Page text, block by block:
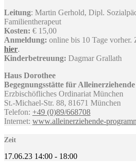
Leitung: Martin Gerhold, Dipl.
Familientherapeut
Kosten: € 15,00
Anmeldung: online bis 10 Tage vorher.
hier.
Kinderbetreuung: Dagmar Grallath
Haus Dorothee
Begegnungsstätte für Alleinerziehende
Erzbischöfliches Ordinariat München
St.-Michael-Str. 88, 81671 München
Telefon: +49 (0)89/668708
Internet: www.alleinerziehende-
Zeit
17.06.23 14:00 - 18:00